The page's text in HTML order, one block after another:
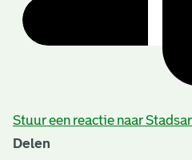
Stuur een reactie naar
Delen